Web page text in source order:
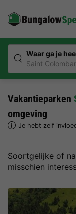
Waar ga je
Saint
Vakantieparken
omgeving
Je hebt zelf
Soortgelijke of
misschien